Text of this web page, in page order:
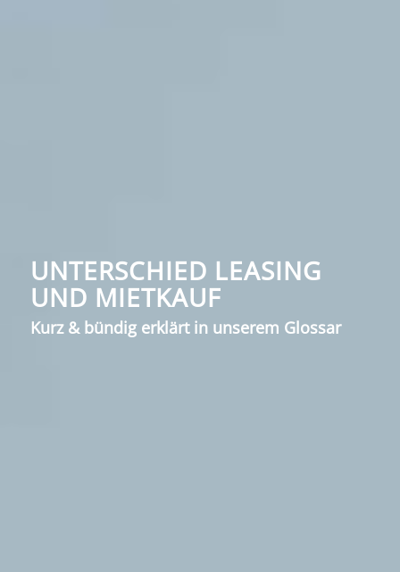
UNTERSCHIED LEASING
UND MIETKAUF
Kurz & bündig erklärt in unserem Glossar